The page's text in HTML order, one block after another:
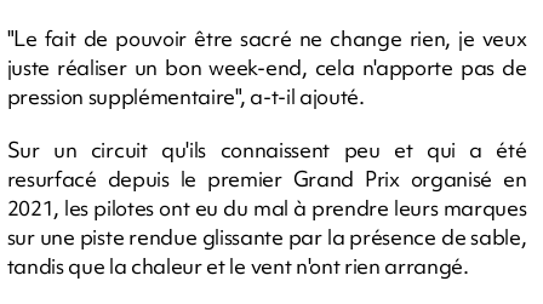
"Le fait de pouvoir être sacré ne change rien, je veux
juste réaliser un bon week-end, cela n'apporte pas de
pression supplémentaire", a-t-il ajouté.
Sur un circuit qu'ils connaissent peu et qui a été
resurfacé depuis le premier Grand Prix organisé en
2021, les pilotes ont eu du mal à prendre leurs marques
sur une piste rendue glissante par la présence de sable,
tandis que la chaleur et le vent n'ont rien arrangé.